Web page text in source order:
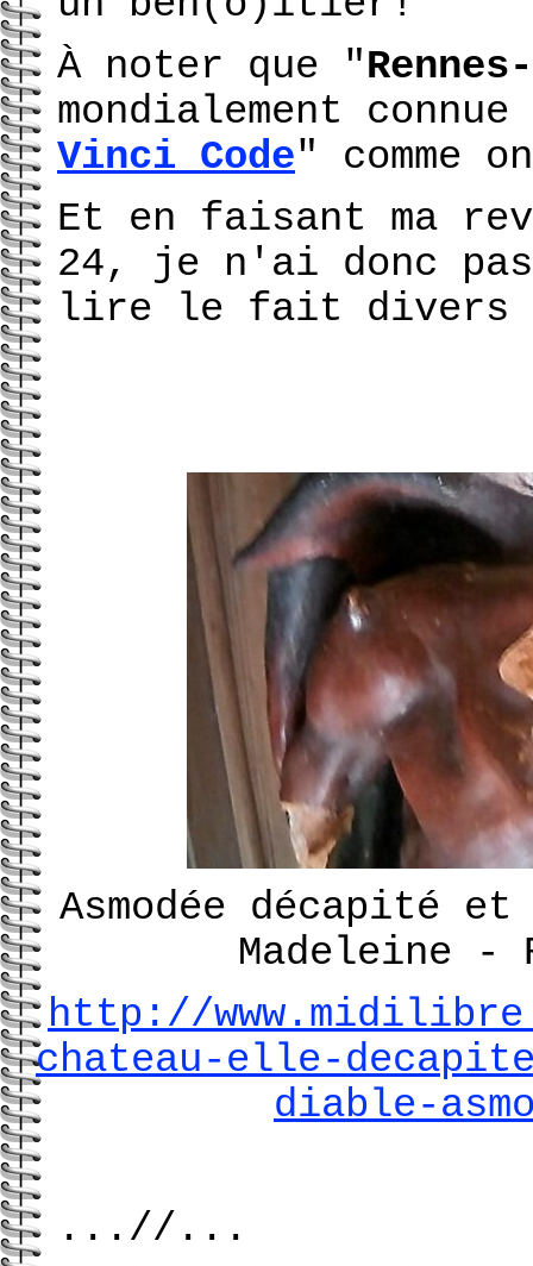
À noter que "
mondialement
Vinci Code" comme
Et en faisant ma
24, je n'ai donc
lire le fait divers
Asmodée décapité
Madeleine -
http://
chateau-elle-
diable-
...//...